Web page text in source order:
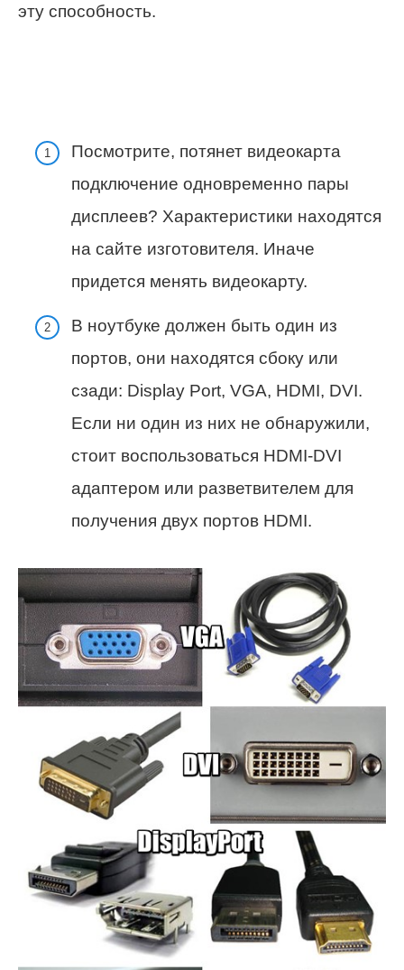
эту способность.
Посмотрите, потянет видеокарта
подключение одновременно пары
дисплеев? Характеристики находятся
на сайте изготовителя. Иначе
придется менять видеокарту.
В ноутбуке должен быть один из
портов, они находятся сбоку или
сзади: Display Port, VGA, HDMI, DVI.
Если ни один из них не обнаружили,
стоит воспользоваться HDMI-DVI
адаптером или разветвителем для
получения двух портов HDMI.